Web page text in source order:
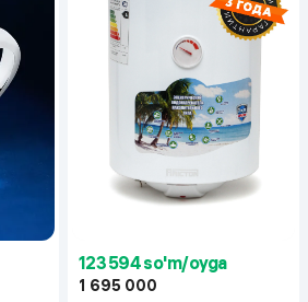
123 594 so'm/oyga
1 695 000